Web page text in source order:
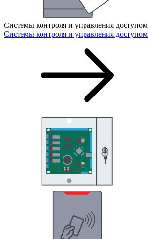
Системы контроля и управления доступом
Системы контроля и управления доступом